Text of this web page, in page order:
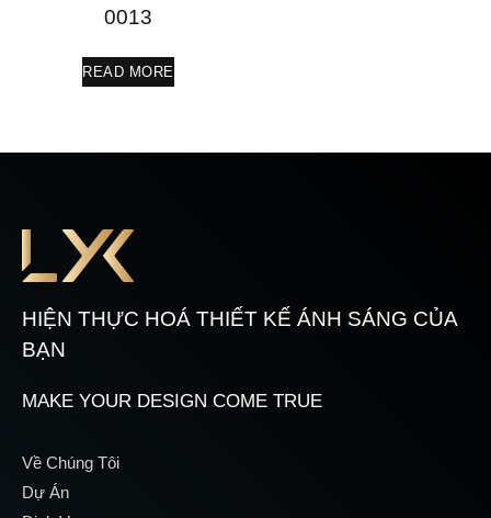
0013
READ MORE
HIỆN THỰC HOÁ THIẾT KẾ ÁNH SÁNG CỦA
BẠN
MAKE YOUR DESIGN COME TRUE
Về Chúng Tôi
Dự Án